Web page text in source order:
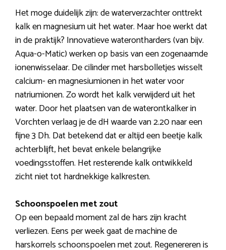
Het moge duidelijk zijn: de waterverzachter onttrekt
kalk en magnesium uit het water. Maar hoe werkt dat
in de praktijk? Innovatieve waterontharders (van bijv.
Aqua-o-Matic) werken op basis van een zogenaamde
ionenwisselaar. De cilinder met harsbolletjes wisselt
calcium- en magnesiumionen in het water voor
natriumionen. Zo wordt het kalk verwijderd uit het
water. Door het plaatsen van de waterontkalker in
Vorchten verlaag je de dH waarde van 2.20 naar een
fijne 3 Dh. Dat betekend dat er altijd een beetje kalk
achterblijft, het bevat enkele belangrijke
voedingsstoffen. Het resterende kalk ontwikkeld
zicht niet tot hardnekkige kalkresten.
Schoonspoelen met zout
Op een bepaald moment zal de hars zijn kracht
verliezen. Eens per week gaat de machine de
harskorrels schoonspoelen met zout. Regenereren is